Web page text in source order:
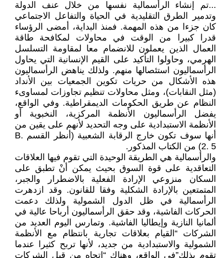
...تم إنشاء الرأسمالية نفسها من خلال عنف الدولة
وتدمير الطرق التقليدية في الحياة والتفاعل الاجتماعي
كان جزءا من هذه المهمة. فمنذ البداية، أمضى الرؤساء
قدرا كبيرا من الوقت في محاولات لمكافحة طاقة
العمال الذين يعملون للانضمام معا لمقاومة التسلسل
الهرمي، وحاولوا التأكيد على القيم الإنسانية التي يحاول
الرأسماليون استئصالها منهم. ولذلك يناهض الرأسماليون
هذه الأشكال من حريات تكوين الجمعيات بين الأنداد
(مثل النقابات)، ومثل محاولات تنظيم تجاوزات لمساوىء
النظام عن طريق الحكومات الديمقراطية. وفي الواقع،
يفضل الرأسماليون الأنظمة المركزية، النخبوية أو
الأنظمة الاستبدادية على وجه التحديد لأنهم على يقين من
أنها سوف تكون خارج الرقابة الشعبية (أنظر القسم B.
2. 5) من الكتاب المذكور.
والرأسمالية هي الطريقة الوحيدة التي تقوم فيها العلاقات
التعاقدية على قوة السوق بحيث يمكن أنْ تطبق على
السكان منزوعي الإرادة الفعلية بالاضطرار والجبر،
المتمتعين بالإرادة الشكلية وفقا للقانون. وقد ازدهرت
الرأسمالية في ظل الدول الشمولية ولذلك دعمت
الحركات الفاشية، وقد حقق الرأسماليون أرباحا عالية في
ألمانيا النازية وإيطاليا الفاشية. وتمارس اليوم العديد من
الشركات “القيام بعلاقات تجارية بانتظام مع الأنظمة
الشمولية والاستبدادية من جديد، لأنها تربح كثيرا عندما
تقوم بذلك”في الواقع، وهناك “اتجاه من قبل الشركات